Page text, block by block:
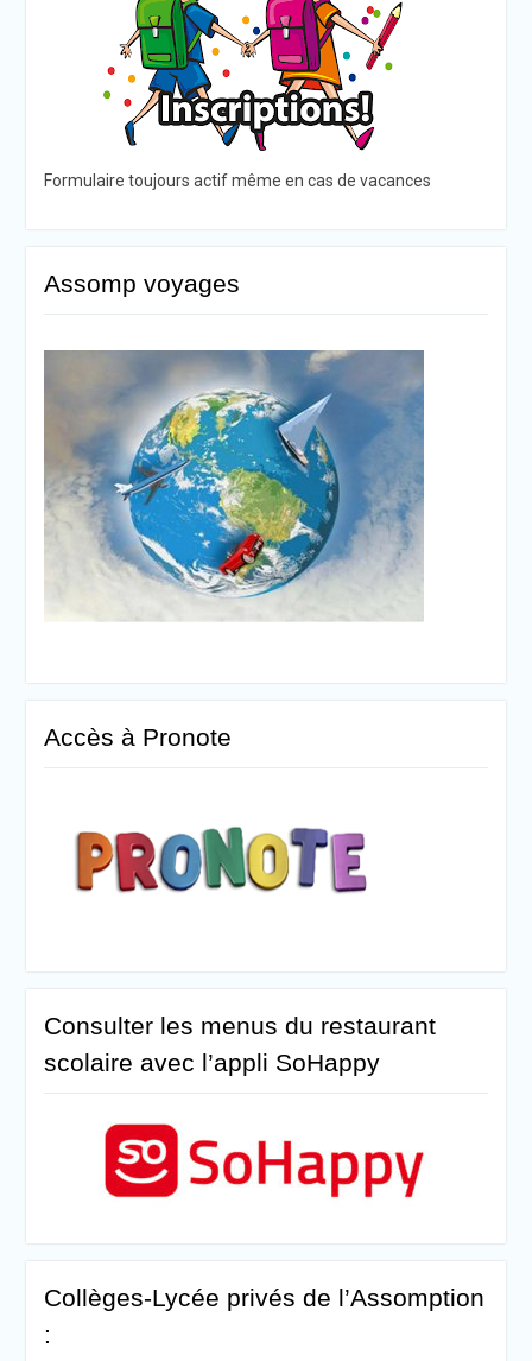
Formulaire toujours actif même en cas de vacances
Assomp voyages
Accès à Pronote
Consulter les menus du restaurant
scolaire avec l’appli SoHappy
Collèges-Lycée privés de l’Assomption
: